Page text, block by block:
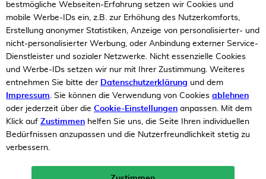
bestmögliche Webseiten-Erfahrung setzen wir Cookies und
mobile Werbe-IDs ein, z.B. zur Erhöhung des Nutzerkomforts,
Erstellung anonymer Statistiken, Anzeige von personalisierter- und
nicht-personalisierter Werbung, oder Anbindung externer Service-
Dienstleister und sozialer Netzwerke. Nicht essenzielle Cookies
und Werbe-IDs setzen wir nur mit Ihrer Zustimmung. Weiteres
entnehmen Sie bitte der Datenschutzerklärung und dem
Impressum. Sie können die Verwendung von Cookies ablehnen
oder jederzeit über die Cookie-Einstellungen anpassen. Mit dem
Klick auf Zustimmen helfen Sie uns, die Seite Ihren individuellen
Bedürfnissen anzupassen und die Nutzerfreundlichkeit stetig zu
verbessern.